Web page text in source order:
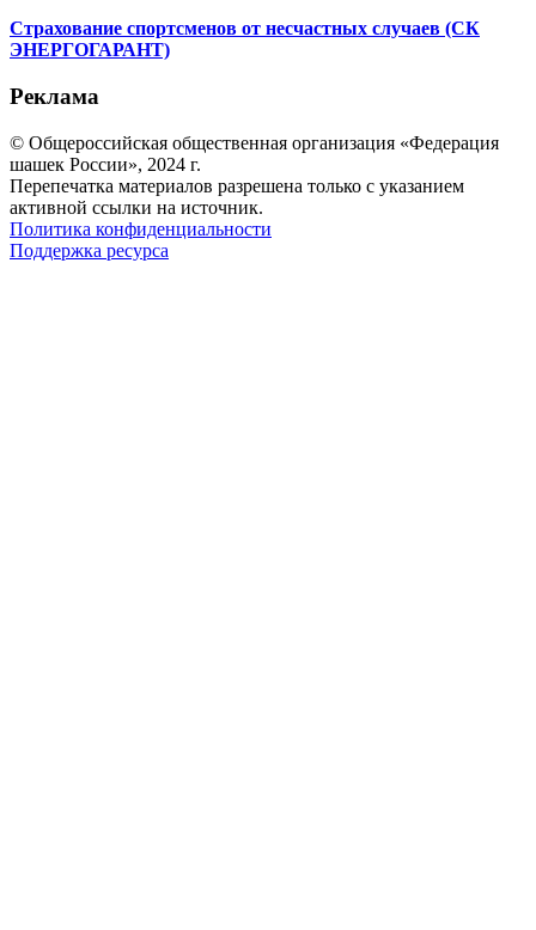
Страхование спортсменов от несчастных случаев (СК
ЭНЕРГОГАРАНТ)
Реклама
© Общероссийская общественная организация «Федерация
шашек России», 2024 г.
Перепечатка материалов разрешена только с указанием
активной ссылки на источник.
Политика конфиденциальности
Поддержка ресурса